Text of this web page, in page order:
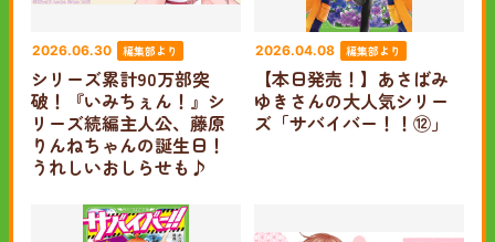
2026.06.30 編集部より
シリーズ累計90万部突
破！『いみちぇん！』シ
リーズ続編主人公、藤原
りんねちゃんの誕生日！
うれしいおしらせも♪
2026.04.08 編集部より
【本日発売！】あさばみ
ゆきさんの大人気シリー
ズ「サバイバー！！⑫」